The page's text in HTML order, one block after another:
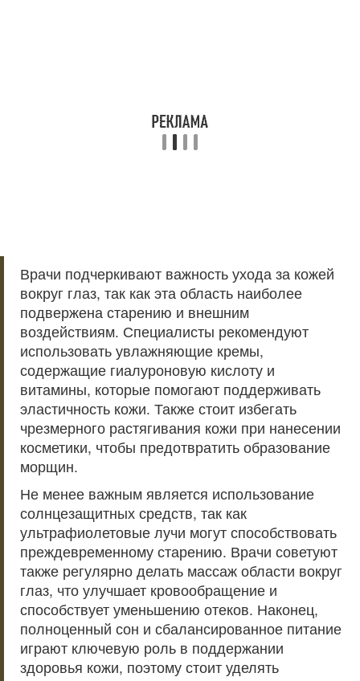
Врачи подчеркивают важность ухода за кожей
вокруг глаз, так как эта область наиболее
подвержена старению и внешним
воздействиям. Специалисты рекомендуют
использовать увлажняющие кремы,
содержащие гиалуроновую кислоту и
витамины, которые помогают поддерживать
эластичность кожи. Также стоит избегать
чрезмерного растягивания кожи при нанесении
косметики, чтобы предотвратить образование
морщин.
Не менее важным является использование
солнцезащитных средств, так как
ультрафиолетовые лучи могут способствовать
преждевременному старению. Врачи советуют
также регулярно делать массаж области вокруг
глаз, что улучшает кровообращение и
способствует уменьшению отеков. Наконец,
полноценный сон и сбалансированное питание
играют ключевую роль в поддержании
здоровья кожи, поэтому стоит уделять